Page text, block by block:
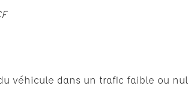
véhicule dans un trafic faible ou nul